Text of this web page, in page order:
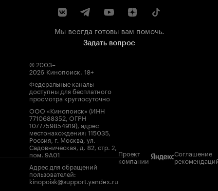
Мы всегда готовы вам помочь.
Задать вопрос
© 2003–
2026 Кинопоиск. 18+
Федеральные каналы
доступны для бесплатного
просмотра круглосуточно
ООО «Кинопоиск» (ИНН
7710688352, ОГРН
1077759854919), адрес
местонахождения: 115035,
Россия, г. Москва, ул.
Садовническая, д. 82, стр. 2,
пом. 9А01
Адрес для обращений
пользователей:
kinopoisk@support.yandex.ru
Проект
компании
Соглашение